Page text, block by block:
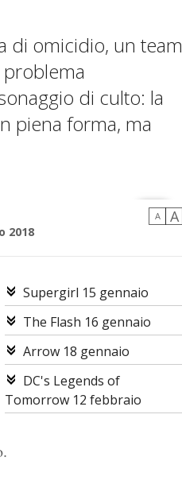
di omicidio, un team
di culto: la
piena forma, ma
2018
A A
Supergirl 15 gennaio
The Flash 16 gennaio
Arrow 18 gennaio
DC's Legends of
Tomorrow 12 febbraio